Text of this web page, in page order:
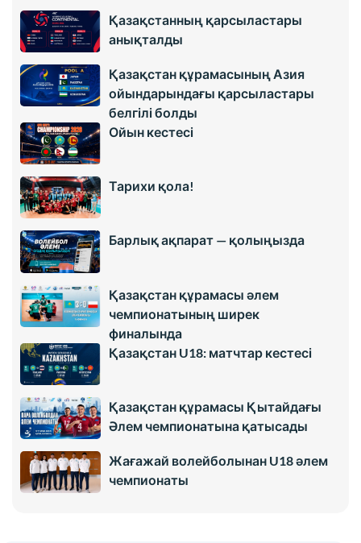
Қазақстанның қарсыластары
анықталды
Қазақстан құрамасының Азия
ойындарындағы қарсыластары
белгілі болды
Ойын кестесі
Тарихи қола!
Барлық ақпарат — қолыңызда
Қазақстан құрамасы әлем
чемпионатының ширек
финалында
Қазақстан U18: матчтар кестесі
Қазақстан құрамасы Қытайдағы
Әлем чемпионатына қатысады
Жағажай волейболынан U18 әлем
чемпионаты